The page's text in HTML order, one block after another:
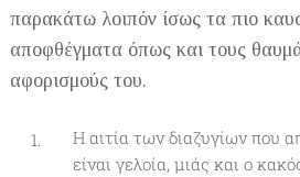
παρακάτω λοιπόν ίσως τα πιο
αποφθέγματα όπως και τους
αφορισμούς του.
Η αιτία των διαζυγίων που
είναι γελοία, μιάς και ο